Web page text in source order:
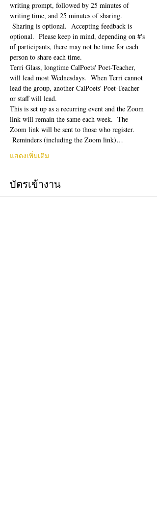
writing prompt, followed by 25 minutes of
writing time, and 25 minutes of sharing.
Sharing is optional.  Accepting feedback is
optional.  Please keep in mind, depending on #'s
of participants, there may not be time for each
person to share each time.
Terri Glass, longtime CalPoets' Poet-Teacher,
will lead most Wednesdays.  When Terri cannot
lead the group, another CalPoets' Poet-Teacher
or staff will lead.
This is set up as a recurring event and the Zoom
link will remain the same each week.  The
Zoom link will be sent to those who register.
Reminders (including the Zoom link)…
แสดงเพิ่มเติม
บัตรเข้างาน